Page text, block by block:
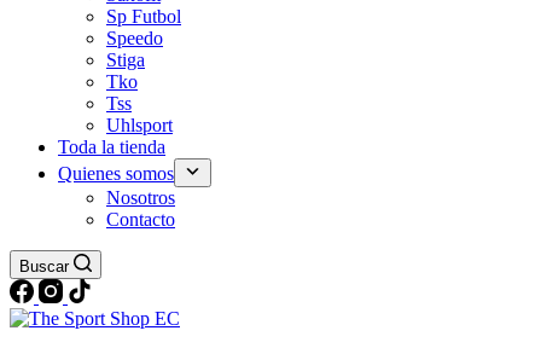
Sp Futbol
Speedo
Stiga
Tko
Tss
Uhlsport
Toda la tienda
Quienes somos
Nosotros
Contacto
Buscar